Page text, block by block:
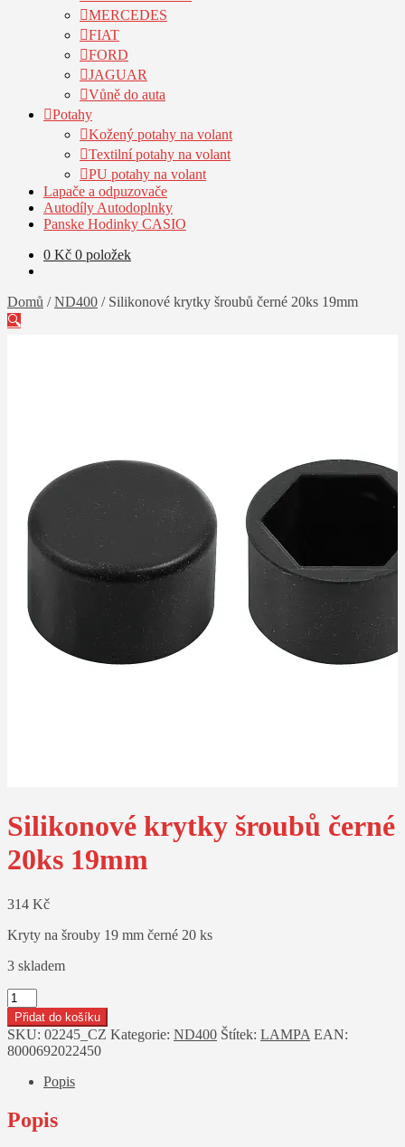
MERCEDES
FIAT
FORD
JAGUAR
Vůně do auta
Potahy
Kožený potahy na volant
Textilní potahy na volant
PU potahy na volant
Lapače a odpuzovače
Autodíly Autodoplnky
Panske Hodinky CASIO
0 Kč 0 položek
Domů /ND400 / Silikonové krytky šroubů černé 20ks 19mm
🔍
Silikonové krytky šroubů černé
20ks 19mm
314 Kč
Kryty na šrouby 19 mm černé 20 ks
3 skladem
Silikonové
krytky
šroubů
černé
20ks
19mm
množství
Přidat do košíku
SKU: 02245_CZ Kategorie: ND400 Štítek: LAMPA EAN:
8000692022450
Popis
Popis